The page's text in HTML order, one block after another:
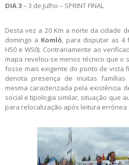
DIA 3– 3 de Julho – SPRINT FINAL
Desta vez a 20 Km a norte da cidade
domingo a Komló, para disputar as 4
H50 e W50). Contrariamente ao
mapa revelou-se menos técnico que o
fosse mais exigente do ponto de vista
denota presença de muitas
mesma caracterizada pela existência
social e tipologia similar, situação que
para relocalização após leitura errónea